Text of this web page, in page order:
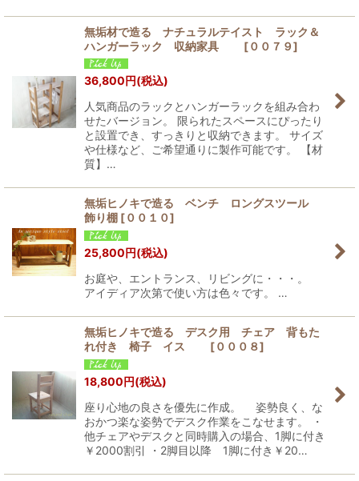
無垢材で造る ナチュラルテイスト ラック＆
ハンガーラック 収納家具
[００７９]
36,800円(税込)
人気商品のラックとハンガーラックを組み合わ
せたバージョン。 限られたスペースにぴったり
と設置でき、すっきりと収納できます。 サイズ
や仕様など、ご希望通りに製作可能です。 【材
質】…
無垢ヒノキで造る ベンチ ロングスツール
飾り棚 [００１０]
25,800円(税込)
お庭や、エントランス、リビングに・・・。
アイディア次第で使い方は色々です。 …
無垢ヒノキで造る デスク用 チェア 背もた
れ付き 椅子 イス
[０００８]
18,800円(税込)
座り心地の良さを優先に作成。 姿勢良く、な
おかつ楽な姿勢でデスク作業をこなせます。 ・
他チェアやデスクと同時購入の場合、1脚に付き
￥2000割引 ・2脚目以降 1脚に付き￥20…